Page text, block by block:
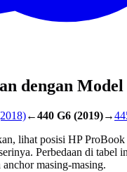
dengan Model
←440 G6 (2019)→
lihat posisi HP
Perbedaan di tabel
anchor masing-masing.